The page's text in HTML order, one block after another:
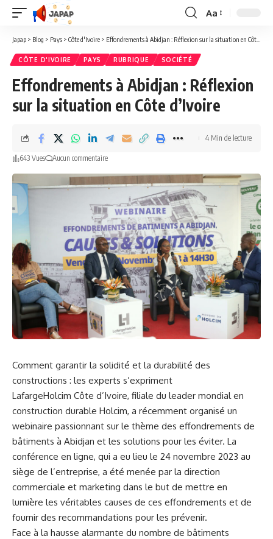
Redimensionner
la
Aa
Japap > Blog > Pays > Côte d'Ivoire > Effondrements à Abidjan : Réflexion sur la situation en Côte d’Ivoire
CÔTE D'IVOIRE PAYS RUBRIQUE SOCIÉTÉ
Effondrements à Abidjan : Réflexion
sur la situation en Côte d’Ivoire
643 Vues Aucun commentaire
4 Min de lecture
Comment garantir⁤ la ​solidité et la durabilité‌ des
constructions​ : les experts s’expriment
LafargeHolcim Côte ⁢d’Ivoire, ⁣filiale‌ du leader mondial en
construction ⁤durable Holcim, a récemment organisé un
webinaire passionnant sur le thème des effondrements de
bâtiments à Abidjan et les⁢ solutions pour les éviter. La
conférence‌ en ligne,⁤ qui a eu lieu le 24 novembre 2023 ‌au
siège de ​l’entreprise, a été menée par la direction
‍commerciale et marketing dans le but de mettre en
lumière les véritables causes de ces effondrements et ‍de
‍fournir des recommandations pour les prévenir.
Face à la hausse‌ alarmante du nombre ​de bâtiments